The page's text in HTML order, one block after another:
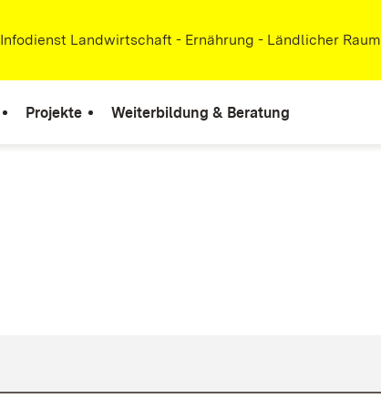
Extern:
Infodienst Landwirtschaft - Ernährung - Ländlicher Raum
Projekte Weiterbildung & Beratung